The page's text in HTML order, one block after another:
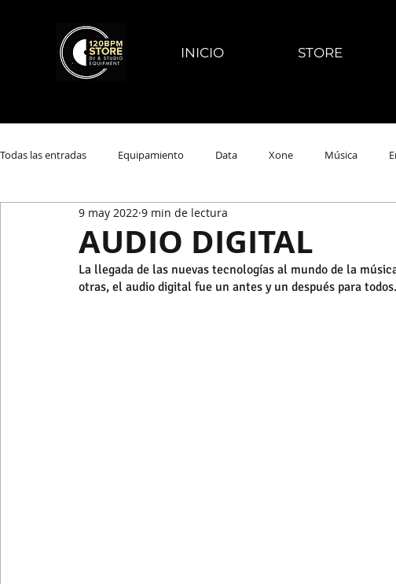
INICIO STORE
Todas las entradas Equipamiento Data Xone Música
AUDIO DIGITAL
9 may 2022 9 min de lectura
La llegada de las nuevas tecnologías al mundo de la
otras, el audio digital fue un antes y un después para todos.